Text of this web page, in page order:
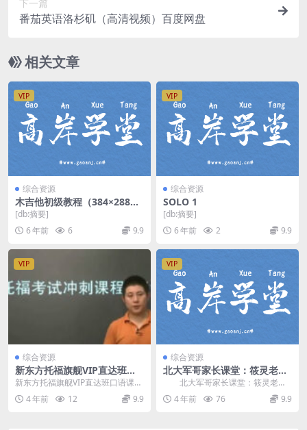
下一篇
番茄英语洛杉矶（高清视频）百度网盘
相关文章
VIP
综合资源
木吉他初级教程（384×288视
频）百度网盘
[db:摘要]
6 年前
6 9.9
VIP
综合资源
SOLO 1
[db:摘要]
6 年前
2 9.9
VIP
综合资源
新东方托福旗舰VIP直达班口
语课程 百度网盘分享下载
新东方托福旗舰VIP直达班口语课程
百度网盘分享，本课程由花瓣资源
网收集整理。新...
4 年前 12 9.9
VIP
综合资源
北大军哥家长课堂：筱灵老师
幸福家庭学习法 百度网盘分享
北大军哥家长课堂：筱灵老师
幸福家庭学习法，百度网盘分享家
长陪伴学习方法课程1...
4 年前 76 9.9